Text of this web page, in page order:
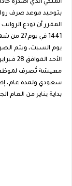
الملكي الذي أصدره
المقرر أن تودع
1441 في
يوم السبت، ويتم
سعودي ولمدة عام،
بداية يناير من العام الجديد